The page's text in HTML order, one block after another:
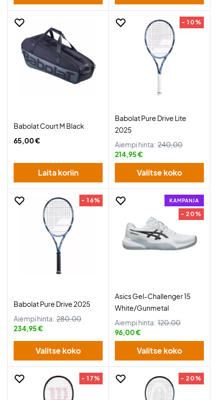
Babolat Court M Black
65,00 €
Laita koriin
- 10%
Babolat Pure Drive Lite
2025
Aiempi hinta: 240,00
214,95 €
Valitse koko
- 16%
Babolat Pure Drive 2025
Aiempi hinta: 280,00
234,95 €
Valitse koko
KAMPANJA
- 20%
Asics Gel-Challenger 15
White/Gunmetal
Aiempi hinta: 120,00
96,00 €
Valitse koko
- 17% - 20%